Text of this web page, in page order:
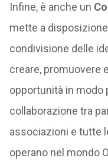
Infine, è anche un
mette a
condivisione delle
creare, promuovere
opportunità in modo
collaborazione tra
associazioni e tutte
operano nel mondo